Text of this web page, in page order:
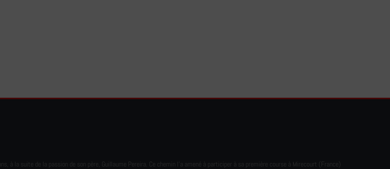
à la suite de la passion de son père, Guillaume Pereira. Ce chemin l'a amené à participer à sa première course à Mirecourt (France)